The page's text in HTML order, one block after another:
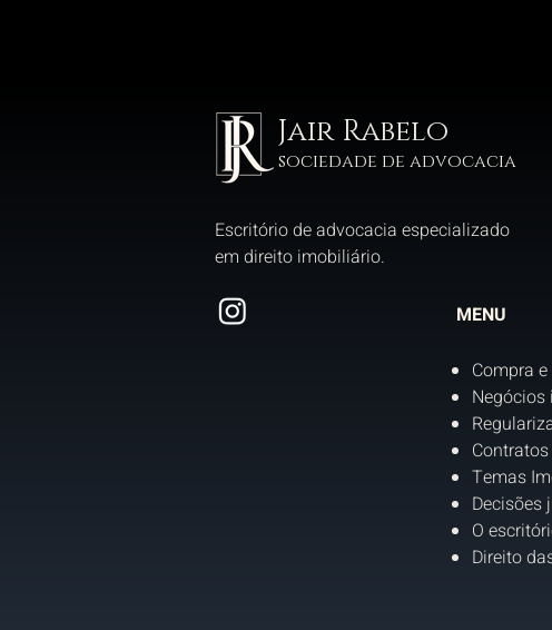
Jair Rabelo
sociedade de advocacia
Escritório de advocacia especializado
em direito imobiliário.
MENU
Compra
Contratos
Temas
Decisões
O
Direito